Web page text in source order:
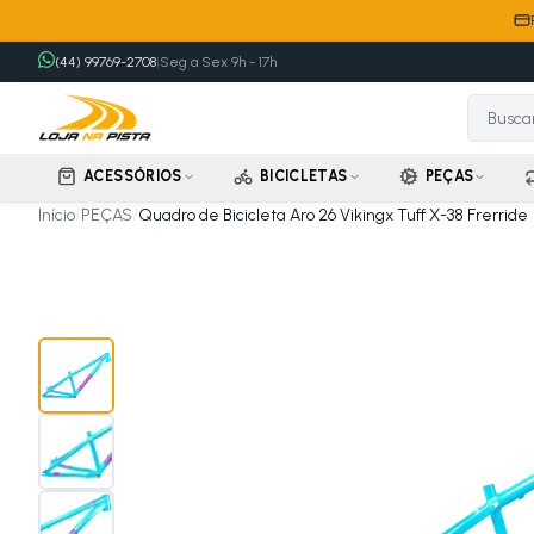
(44) 99769-2708|Seg a Sex 9h - 17h
ACESSÓRIOS BICICLETAS PEÇAS
Início/PEÇAS/Quadro de Bicicleta Aro 26 Vikingx Tuff X-38 Frerride